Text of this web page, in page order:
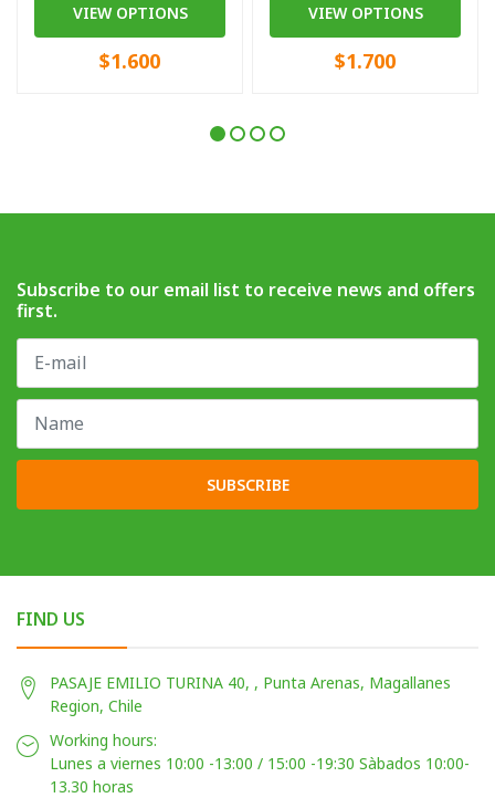
VIEW OPTIONS
$1.600
VIEW OPTIONS
$1.700
Subscribe to our email list to receive news and offers
first.
SUBSCRIBE
FIND US
PASAJE EMILIO TURINA 40, , Punta Arenas, Magallanes
Region, Chile
Working hours:
Lunes a viernes 10:00 -13:00 / 15:00 -19:30 Sàbados 10:00-
13.30 horas